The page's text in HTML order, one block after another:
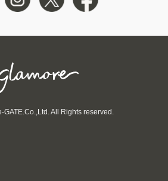
All Rights reserved.